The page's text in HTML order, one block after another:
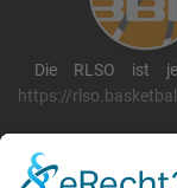
Die RLSO ist
https://rlso.basketball